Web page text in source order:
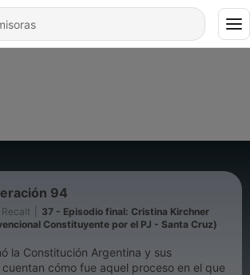
94
Recalt
37 - Episodio final: Cristina Kirchner
Constituyente por el PJ - Santa Cruz)
la Constitución Argentina y sus
cómo fue aquel proceso en el que